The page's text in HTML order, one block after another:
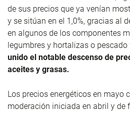
de sus precios que ya venían
y se sitúan en el 1,0%, gracias al
en algunos de los componentes
legumbres y hortalizas o pescado
unido el notable descenso de
aceites y grasas.
Los precios energéticos en mayo
moderación iniciada en abril y de